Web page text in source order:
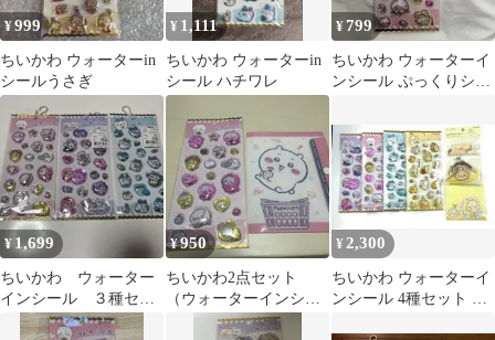
¥999
ちいかわ ウォーターin
シールうさぎ
¥ 1,111
ちいかわ ウォーターin
シール ハチワレ
¥ 799
ちいかわ ウォーターイ
ンシール ぷっくりシー
¥ 1,699
ちいかわ ウォーター
インシール ３種セッ
¥950
ちいかわ2点セット
（ウォーターインシー
ル、マルチケース）
¥ 2,300
ちいかわ ウォーターイ
ンシール 4種セット カ